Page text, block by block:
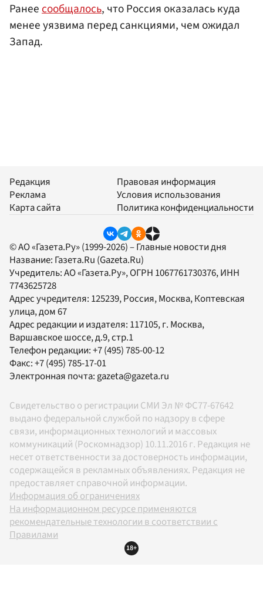
Ранеесообщалось, что Россия оказалась куда
менее уязвима перед санкциями, чем ожидал
Запад.
Редакция
Реклама
Карта сайта
Правовая информация
Условия использования
Политика конфиденциальности
© АО «Газета.Ру» (1999-2026) – Главные новости дня
Название: Газета.Ru (Gazeta.Ru)
Учредитель:АО «Газета.Ру», ОГРН 1067761730376, ИНН
7743625728
Адрес учредителя: 125239, Россия, Москва, Коптевская
улица, дом 67
Адрес редакции и издателя: 117105, г. Москва,
Варшавское шоссе, д.9, стр.1
Телефон редакции:+7 (495) 785-00-12
Факс:+7 (495) 785-17-01
Электронная почта: gazeta@gazeta.ru
Свидетельство о регистрации СМИ Эл № ФС77-67642
выдано федеральной службой по надзору в сфере
связи, информационных технологий и массовых
коммуникаций (Роскомнадзор) 10.11.2016 г. Редакция не
несет ответственности за достоверность информации,
содержащейся в рекламных объявлениях. Редакция не
предоставляет справочной информации.
Информация об ограничениях
На информационном ресурсе применяются
рекомендательные технологии в соответствии с
Правилами
18+